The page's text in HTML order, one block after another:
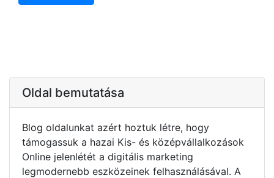
Oldal bemutatása
Blog oldalunkat azért hoztuk létre, hogy
támogassuk a hazai Kis- és középvállalkozások
Online jelenlétét a digitális marketing
legmodernebb eszközeinek felhasználásával. A